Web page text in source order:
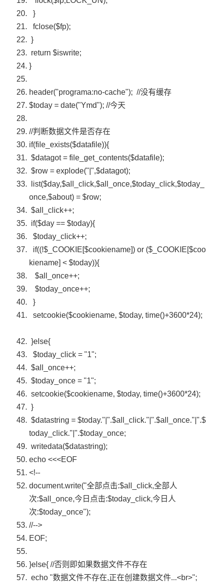
}
fclose($fp);
}
return $iswrite;
}
header("programa:no-cache"); //没有缓存
$today = date("Ymd"); //今天
//判断数据文件是否存在
if(file_exists($datafile)){
$datagot= file_get_contents($datafile);
$row = explode("|",$datagot);
list($day,$all_click,$all_once,$today_click,$today_
once,$about) = $row;
$all_click++;
if($day == $today){
$today_click++;
if((!$_COOKIE[$cookiename]) or ($_COOKIE[$coo
kiename] < $today)){
$all_once++;
$today_once++;
}
setcookie($cookiename, $today, time()+3600*24);
}else{
$today_click = "1";
$all_once++;
$today_once = "1";
setcookie($cookiename, $today, time()+3600*24);
}
$datastring = $today."|".$all_click."|".$all_once."|".$
today_click."|".$today_once;
writedata($datastring);
echo <<<EOF
<!--
document.write("全部点击:$all_click,全部人
次:$all_once,今日点击:$today_click,今日人
次:$today_once");
//-->
EOF;
}else{ //否则即如果数据文件不存在
echo "数据文件不存在,正在创建数据文件...<br>";